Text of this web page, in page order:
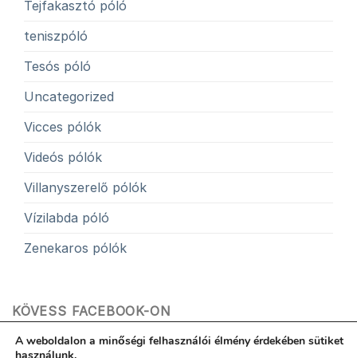
Tejfakasztó póló
teniszpóló
Tesós póló
Uncategorized
Vicces pólók
Videós pólók
Villanyszerelő pólók
Vízilabda póló
Zenekaros pólók
KÖVESS FACEBOOK-ON
A weboldalon a minőségi felhasználói élmény érdekében sütiket